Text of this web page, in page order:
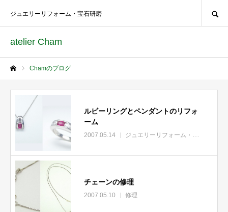
atelier Cham
ジュエリーリフォーム・宝石研磨
Chamのブログ
ルビーリングとペンダントのリフォ
ーム
2007.05.14 ジュエリーリフォーム・リモデル
チェーンの修理
2007.05.10 修理